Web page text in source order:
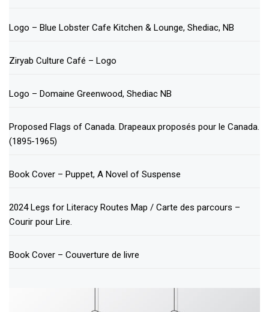
Logo – Blue Lobster Cafe Kitchen & Lounge, Shediac, NB
Ziryab Culture Café – Logo
Logo – Domaine Greenwood, Shediac NB
Proposed Flags of Canada. Drapeaux proposés pour le Canada.
(1895-1965)
Book Cover – Puppet, A Novel of Suspense
2024 Legs for Literacy Routes Map / Carte des parcours –
Courir pour Lire.
Book Cover – Couverture de livre